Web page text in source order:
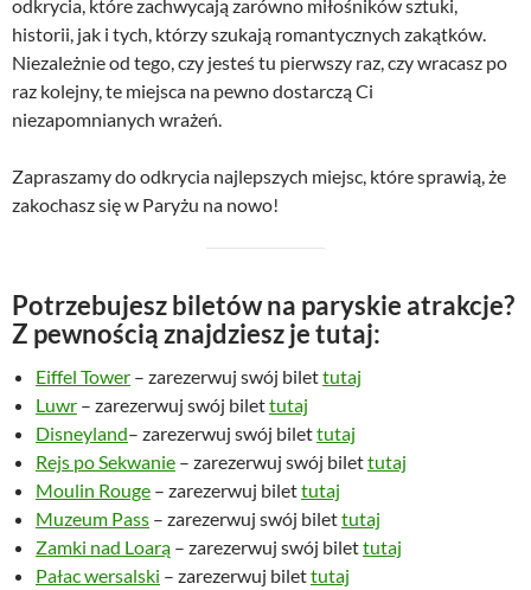
odkrycia, które zachwycają zarówno miłośników sztuki,
historii, jak i tych, którzy szukają romantycznych zakątków.
Niezależnie od tego, czy jesteś tu pierwszy raz, czy wracasz po
raz kolejny, te miejsca na pewno dostarczą Ci
niezapomnianych wrażeń.
Zapraszamy do odkrycia najlepszych miejsc, które sprawią, że
zakochasz się w Paryżu na nowo!
Potrzebujesz biletów na paryskie atrakcje?
Z pewnością znajdziesz je tutaj:
Eiffel Tower – zarezerwuj swój bilettutaj
Luwr – zarezerwuj swój bilettutaj
Disneyland– zarezerwuj swój bilettutaj
Rejs po Sekwanie – zarezerwuj swój bilettutaj
Moulin Rouge – zarezerwuj bilettutaj
Muzeum Pass – zarezerwuj swój bilettutaj
Zamki nad Loarą – zarezerwuj swój bilettutaj
Pałac wersalski – zarezerwuj bilettutaj